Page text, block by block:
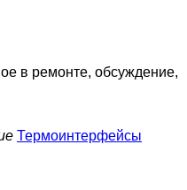
в ремонте, обсуждение,
Термоинтерфейсы